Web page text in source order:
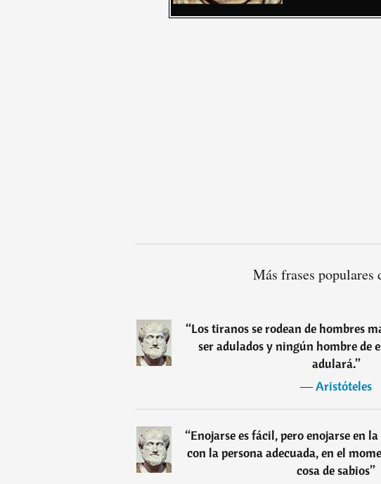
Más frases populares
“Los tiranos se rodean de hombres
ser adulados y ningún hombre de
adulará.”
―Aristóteles
“Enojarse es fácil, pero enojarse en
con la persona adecuada, en el
cosa de sabios”